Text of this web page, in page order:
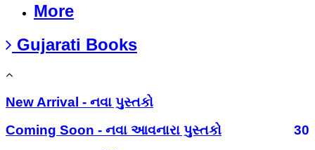
More
Gujarati Books
New Arrival - નવા પુસ્તકો
Coming Soon - નવા આવનારા પુસ્તકો
30